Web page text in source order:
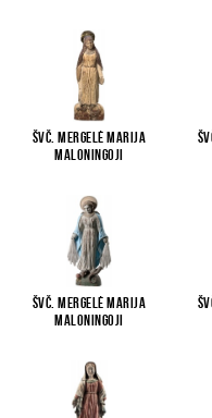
Švč. Mergelė Marija
Maloningoji
Švč. Mergelė Marija
Maloningoji